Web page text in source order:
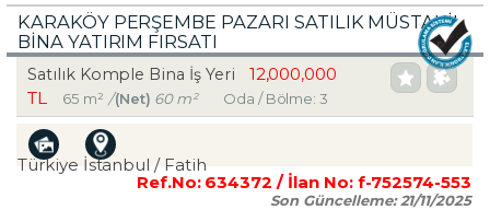
KARAKÖY PERŞEMBE PAZARI SATILIK MÜSTAKİL
BİNA YATIRIM FIRSATI
Satılık Komple Bina İş Yeri
12,000,000
TL
65 m² /(Net) 60 m² Oda / Bölme: 3
Türkiye İstanbul / Fatih
Ref.No: 634372 / İlan No: f-752574-553
Son Güncelleme:21/11/2025